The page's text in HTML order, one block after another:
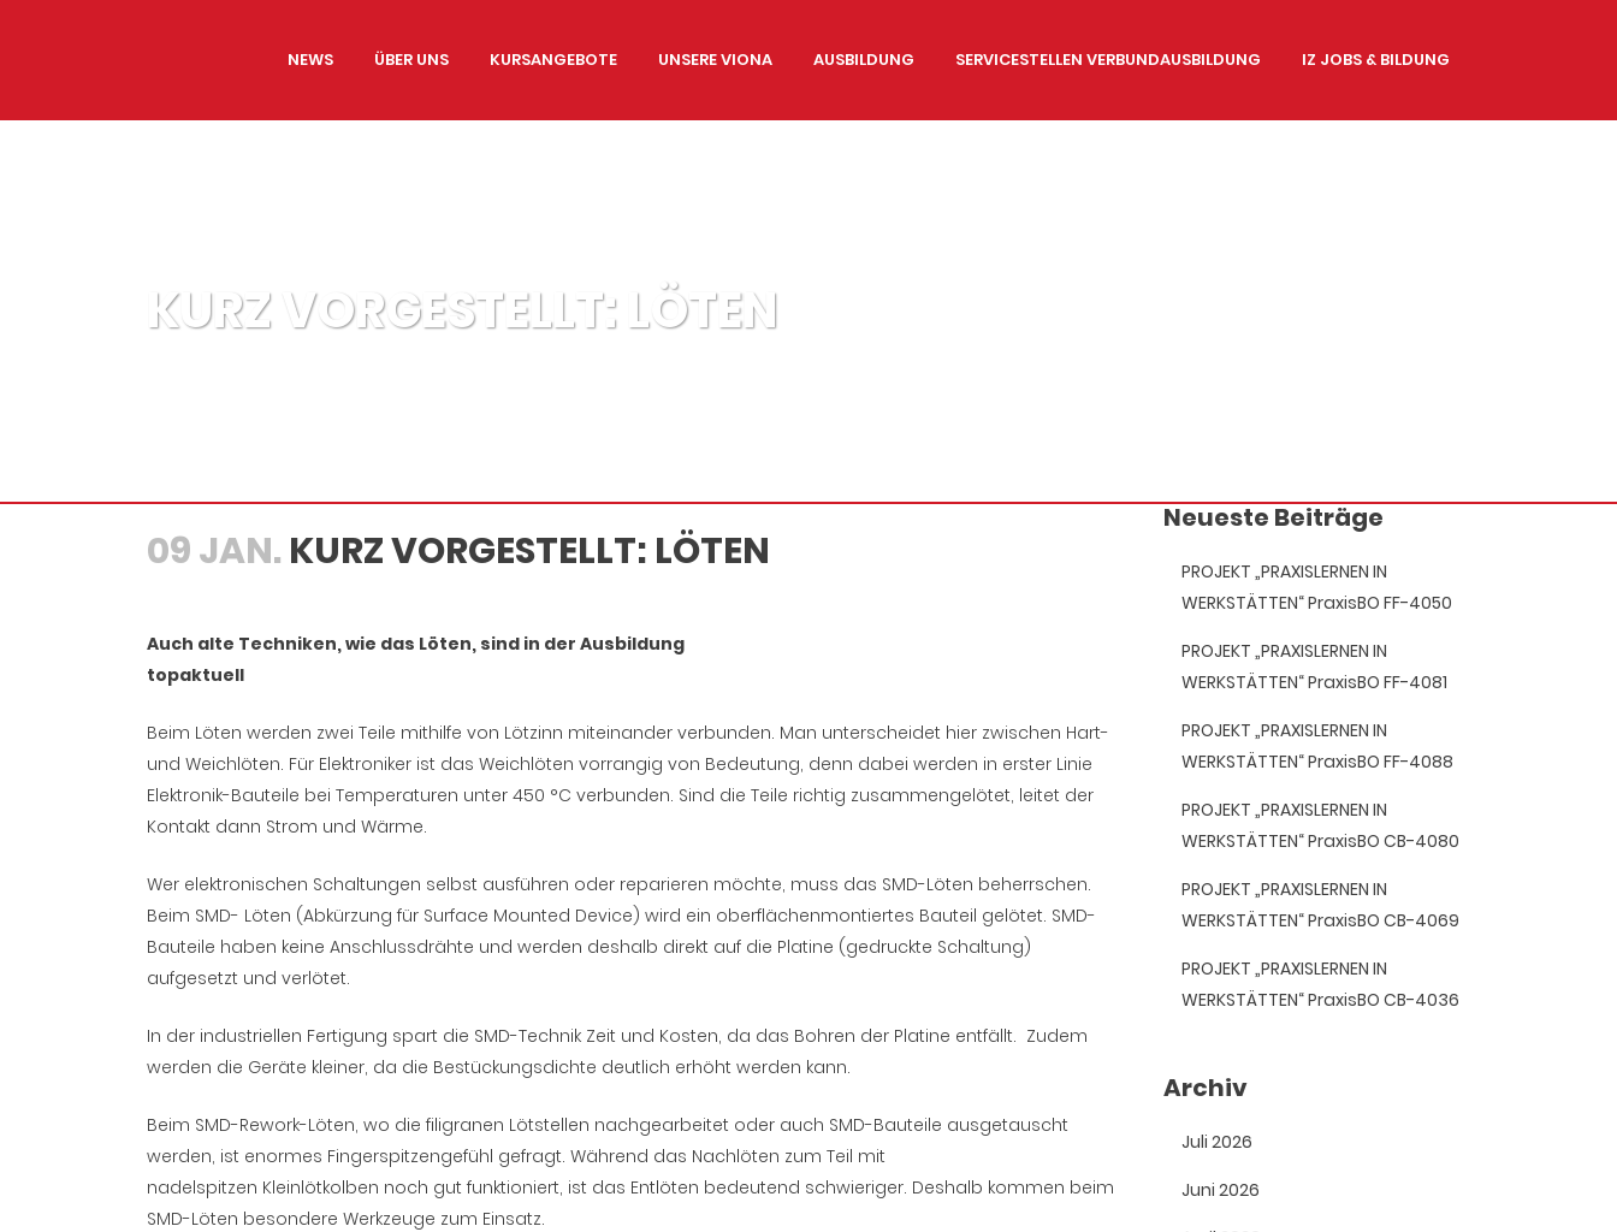
NEWS ÜBER UNS KURSANGEBOTE UNSERE VIONA AUSBILDUNG SERVICESTELLEN VERBUNDAUSBILDUNG IZ JOBS & BILDUNG
KURZ VORGESTELLT: LÖTEN
09 JAN. KURZ VORGESTELLT: LÖTEN
Auch alte Techniken, wie das Löten, sind in der Ausbildung
topaktuell
Beim Löten werden zwei Teile mithilfe von Lötzinn miteinander verbunden. Man unterscheidet hier zwischen Hart-
und Weichlöten. Für Elektroniker ist das Weichlöten vorrangig von Bedeutung, denn dabei werden in erster Linie
Elektronik-Bauteile bei Temperaturen unter 450 °C verbunden. Sind die Teile richtig zusammengelötet, leitet der
Kontakt dann Strom und Wärme.
Wer elektronischen Schaltungen selbst ausführen oder reparieren möchte, muss das SMD-Löten beherrschen.
Beim SMD- Löten (Abkürzung für Surface Mounted Device) wird ein oberflächenmontiertes Bauteil gelötet. SMD-
Bauteile haben keine Anschlussdrähte und werden deshalb direkt auf die Platine (gedruckte Schaltung)
aufgesetzt und verlötet.
In der industriellen Fertigung spart die SMD-Technik Zeit und Kosten, da das Bohren der Platine entfällt. Zudem
werden die Geräte kleiner, da die Bestückungsdichte deutlich erhöht werden kann.
Beim SMD-Rework-Löten, wo die filigranen Lötstellen nachgearbeitet oder auch SMD-Bauteile ausgetauscht
werden, ist enormes Fingerspitzengefühl gefragt. Während das Nachlöten zum Teil mit
nadelspitzen Kleinlötkolben noch gut funktioniert, ist das Entlöten bedeutend schwieriger. Deshalb kommen beim
SMD-Löten besondere Werkzeuge zum Einsatz.
Neueste Beiträge
PROJEKT „PRAXISLERNEN IN
WERKSTÄTTEN“ PraxisBO FF-4050
PROJEKT „PRAXISLERNEN IN
WERKSTÄTTEN“ PraxisBO FF-4081
PROJEKT „PRAXISLERNEN IN
WERKSTÄTTEN“ PraxisBO FF-4088
PROJEKT „PRAXISLERNEN IN
WERKSTÄTTEN“ PraxisBO CB-4080
PROJEKT „PRAXISLERNEN IN
WERKSTÄTTEN“ PraxisBO CB-4069
PROJEKT „PRAXISLERNEN IN
WERKSTÄTTEN“ PraxisBO CB-4036
Archiv
Juli 2026
Juni 2026